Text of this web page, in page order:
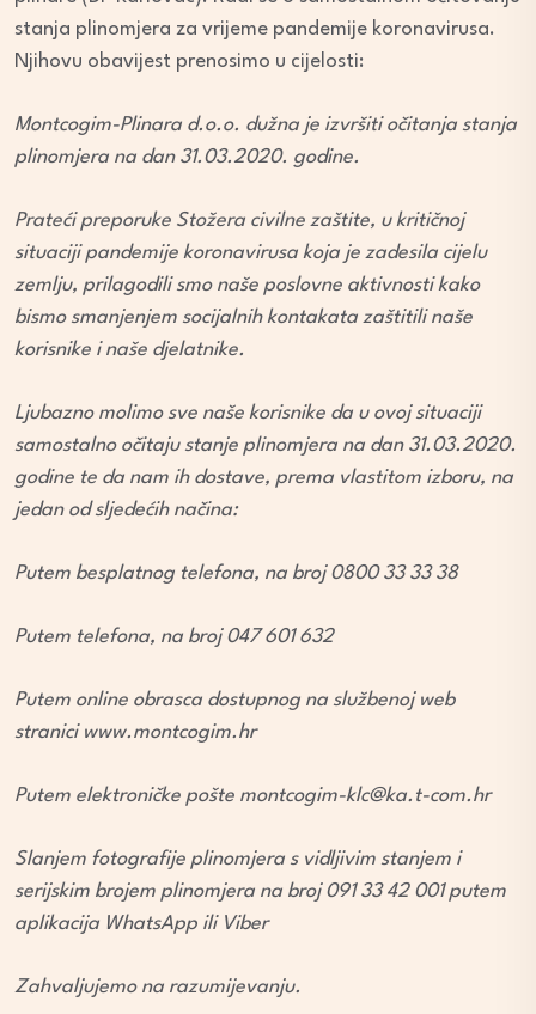
stanja plinomjera za vrijeme pandemije koronavirusa.
Njihovu obavijest prenosimo u cijelosti:
Montcogim-Plinara d.o.o. dužna je izvršiti očitanja stanja
plinomjera na dan 31.03.2020. godine.
Prateći preporuke Stožera civilne zaštite, u kritičnoj
situaciji pandemije koronavirusa koja je zadesila cijelu
zemlju, prilagodili smo naše poslovne aktivnosti kako
bismo smanjenjem socijalnih kontakata zaštitili naše
korisnike i naše djelatnike.
Ljubazno molimo sve naše korisnike da u ovoj situaciji
samostalno očitaju stanje plinomjera na dan 31.03.2020.
godine te da nam ih dostave, prema vlastitom izboru, na
jedan od sljedećih načina:
Putem besplatnog telefona, na broj 0800 33 33 38
Putem telefona, na broj 047 601 632
Putem online obrasca dostupnog na službenoj web
stranici www.montcogim.hr
Putem elektroničke pošte montcogim-klc@ka.t-com.hr
Slanjem fotografije plinomjera s vidljivim stanjem i
serijskim brojem plinomjera na broj 091 33 42 001 putem
aplikacija WhatsApp ili Viber
Zahvaljujemo na razumijevanju.